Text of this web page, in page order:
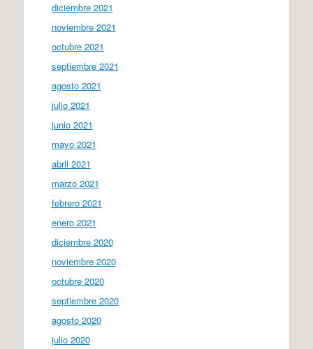
diciembre 2021
noviembre 2021
octubre 2021
septiembre 2021
agosto 2021
julio 2021
junio 2021
mayo 2021
abril 2021
marzo 2021
febrero 2021
enero 2021
diciembre 2020
noviembre 2020
octubre 2020
septiembre 2020
agosto 2020
julio 2020